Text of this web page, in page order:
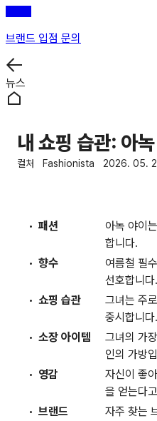
브랜드 입점 문의
뉴스
내 쇼핑 습관: 아녹
컬처 Fashionista 2026. 05.
패션
아녹 야이
합니다.
향수
여름철 필
선호합니다.
쇼핑 습관
그녀는 주
중시합니다.
소장 아이템
그녀의 가
인의 가방
영감
자신이 좋
을 얻는다
브랜드
자주 찾는